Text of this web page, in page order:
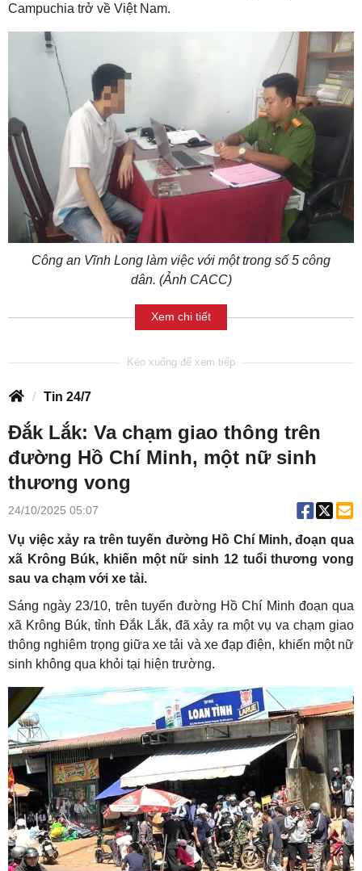
Campuchia trở về Việt Nam.
Công an Vĩnh Long làm việc với một trong số 5 công
dân. (Ảnh CACC)
Xem chi tiết
Tin 24/7
Đắk Lắk: Va chạm giao thông trên
đường Hồ Chí Minh, một nữ sinh
thương vong
24/10/2025 05:07
Vụ việc xảy ra trên tuyến đường Hồ Chí Minh, đoạn qua
xã Krông Búk, khiến một nữ sinh 12 tuổi thương vong
sau va chạm với xe tải.
Sáng ngày 23/10, trên tuyến đường Hồ Chí Minh đoạn qua
xã Krông Búk, tỉnh Đắk Lắk, đã xảy ra một vụ va chạm giao
thông nghiêm trọng giữa xe tải và xe đạp điện, khiến một nữ
sinh không qua khỏi tại hiện trường.